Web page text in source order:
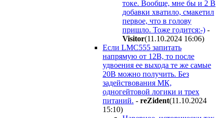
токе. Вообще, мне бы и 2 В
добавки хватило, смакетил
первое, что в голову
пришло. Тоже годится:-) -
Visitor(11.10.2024 16:06)
Если LMC555 запитать
напрямую от 12В, то после
удвоения ее выхода те же самые
20В можно получить. Без
задействования МК,
одногейтовой логики и трех
питаний. - reZident(11.10.2024
15:10)